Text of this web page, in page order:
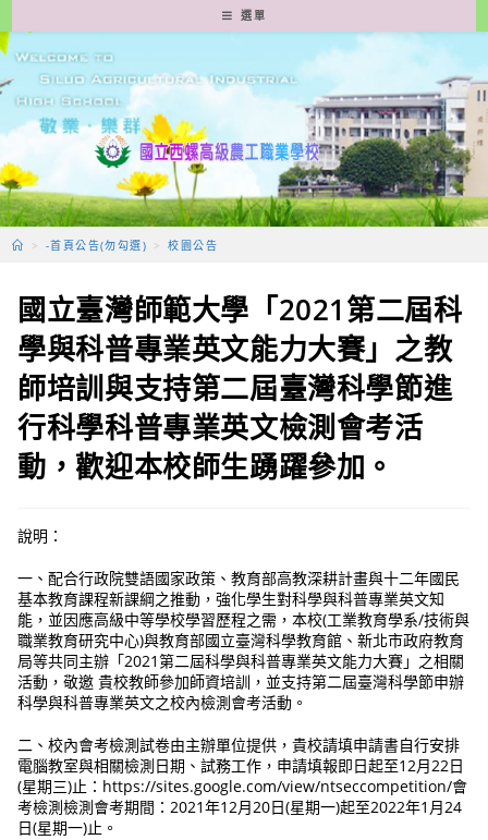
轉
至
要
容
選單
> -首頁公告(勿勾選) > 校園公告
國立臺灣師範大學「2021第二屆科
學與科普專業英文能力大賽」之教
師培訓與支持第二屆臺灣科學節進
行科學科普專業英文檢測會考活
動，歡迎本校師生踴躍參加。
說明：
一、配合行政院雙語國家政策、教育部高教深耕計畫與十二年國民
基本教育課程新課綱之推動，強化學生對科學與科普專業英文知
能，並因應高級中等學校學習歷程之需，本校(工業教育學系/技術與
職業教育研究中心)與教育部國立臺灣科學教育館、新北市政府教育
局等共同主辦「2021第二屆科學與科普專業英文能力大賽」之相關
活動，敬邀 貴校教師參加師資培訓，並支持第二屆臺灣科學節申辦
科學與科普專業英文之校內檢測會考活動。
二、校內會考檢測試卷由主辦單位提供，貴校請填申請書自行安排
電腦教室與相關檢測日期、試務工作，申請填報即日起至12月22日
(星期三)止：https://sites.google.com/view/ntseccompetition/會
考檢測檢測會考期間：2021年12月20日(星期一)起至2022年1月24
日(星期一)止。